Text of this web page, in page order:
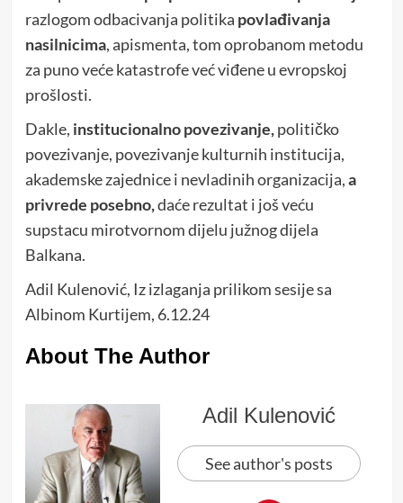
razlogom odbacivanja politika povlađivanja
nasilnicima, apismenta, tom oprobanom metodu
za puno veće katastrofe već viđene u evropskoj
prošlosti.
Dakle, institucionalno povezivanje,političko
povezivanje, povezivanje kulturnih institucija,
akademske zajednice i nevladinih organizacija,a
privrede posebno,daće rezultat i još veću
supstacu mirotvornom dijelu južnog dijela
Balkana.
Adil Kulenović, Iz izlaganja prilikom sesije sa
Albinom Kurtijem, 6.12.24
About The Author
Adil Kulenović
See author's posts